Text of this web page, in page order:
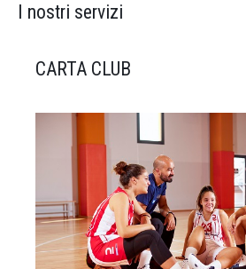
I nostri servizi
CARTA CLUB